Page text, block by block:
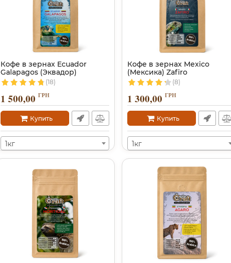
Кофе в зернах Ecuador
Galapagos (Эквадор)
(18)
1 500,00 ГРН
Купить
1кг
Кофе в зернах Mexico
(Мексика) Zafiro
(8)
1 300,00 ГРН
Купить
1кг